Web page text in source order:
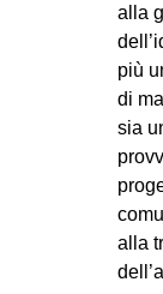
alla
più
di
sia
alla